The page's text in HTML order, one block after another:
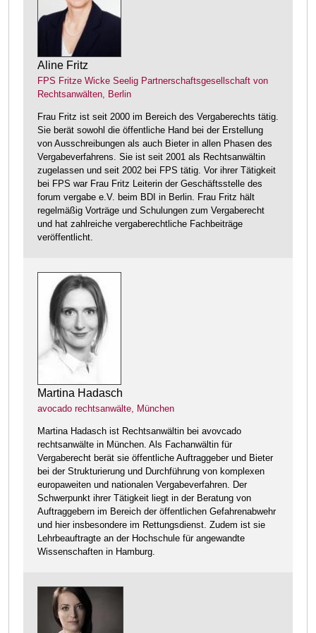
Aline Fritz
FPS Fritze Wicke Seelig Partnerschaftsgesellschaft von
Rechtsanwälten, Berlin
Frau Fritz ist seit 2000 im Bereich des Vergaberechts tätig.
Sie berät sowohl die öffentliche Hand bei der Erstellung
von Ausschreibungen als auch Bieter in allen Phasen des
Vergabeverfahrens. Sie ist seit 2001 als Rechtsanwältin
zugelassen und seit 2002 bei FPS tätig. Vor ihrer Tätigkeit
bei FPS war Frau Fritz Leiterin der Geschäftsstelle des
forum vergabe e.V. beim BDI in Berlin. Frau Fritz hält
regelmäßig Vorträge und Schulungen zum Vergaberecht
und hat zahlreiche vergaberechtliche Fachbeiträge
veröffentlicht.
Martina Hadasch
avocado rechtsanwälte, München
Martina Hadasch ist Rechtsanwältin bei avovcado
rechtsanwälte in München. Als Fachanwältin für
Vergaberecht berät sie öffentliche Auftraggeber und Bieter
bei der Strukturierung und Durchführung von komplexen
europaweiten und nationalen Vergabeverfahren. Der
Schwerpunkt ihrer Tätigkeit liegt in der Beratung von
Auftraggebern im Bereich der öffentlichen Gefahrenabwehr
und hier insbesondere im Rettungsdienst. Zudem ist sie
Lehrbeauftragte an der Hochschule für angewandte
Wissenschaften in Hamburg.